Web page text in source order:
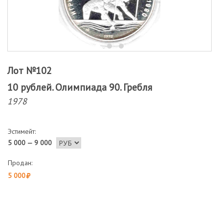
Лот №102
10 рублей. Олимпиада 90. Гребля
1978
Эстимейт:
5 000 — 9 000
Продан:
5 000